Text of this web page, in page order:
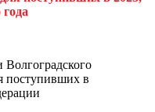
года
Волгоградского
поступивших в